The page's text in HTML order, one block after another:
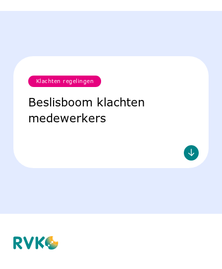
Klachten regelingen
Beslisboom klachten
medewerkers